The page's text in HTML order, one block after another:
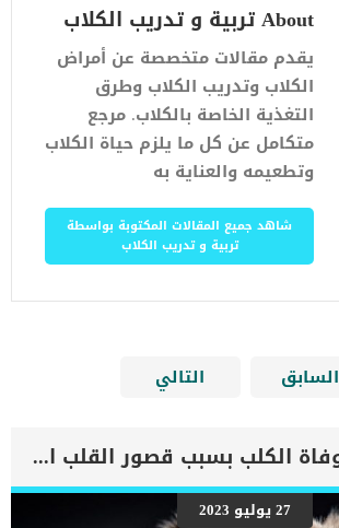
About تربية و تدريب الكلاب
يقدم مقالات متخصصة عن أمراض
الكلاب وتدريب الكلاب وطرق
التغذية الخاصة بالكلاب. مرجع
متكامل عن كل ما يلزم حياة الكلاب
وتطعيمه والعناية به
شاهد جميع المقالات المكتوبة بواسطة
تربية و تدريب الكلاب
السابق التالي
اهم علامات وفاة الكلب بسبب قصور القلب الاحتقانى
27 يوليو 2023